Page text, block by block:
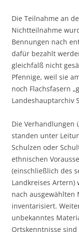
Die Teilnahme an
Nichtteilnahme
Bennungen nach
dafür bezahlt
gleichfalß nicht
Pfennige, weil sie
noch Flachsfasern
Landeshauptarchiv
Die Verhandlungen
standen unter
Schulzen oder
ethnischen
(einschließlich des
Landkreises Artern)
nach ausgewählten
inventarisiert.
unbekanntes
Ortskenntnisse